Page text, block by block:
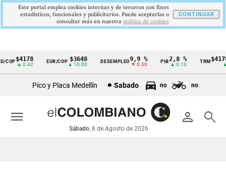
Cintillo
económicos
Colombia
$4178
▲ 0.42
EUR/COP $3648
▲ 10.00
DESEMPLEO9,9 %
▼ 0.30
2,8 %
▲ 0.10
TRM
▲
Pico y Placa Medellín Sabado no no
person search
Sábado, 8 de Agosto de 2026
menu
Este portal emplea cookies internas y de terceros con fines
estadísticos, funcionales y publicitarios. Puede aceptarlas o
consultar más en nuestra politica de cookies
CONTINUAR